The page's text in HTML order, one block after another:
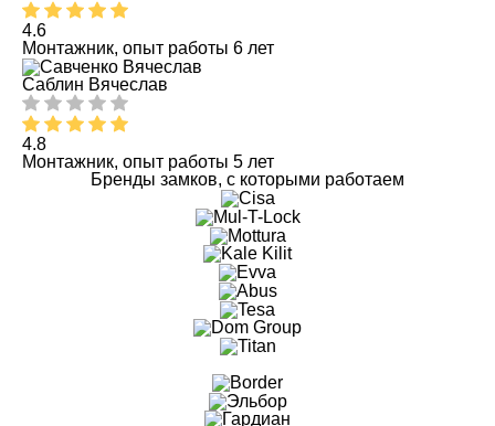
4.6
Монтажник, опыт работы 6 лет
Саблин Вячеслав
4.8
Монтажник, опыт работы 5 лет
Бренды замков, с которыми работаем